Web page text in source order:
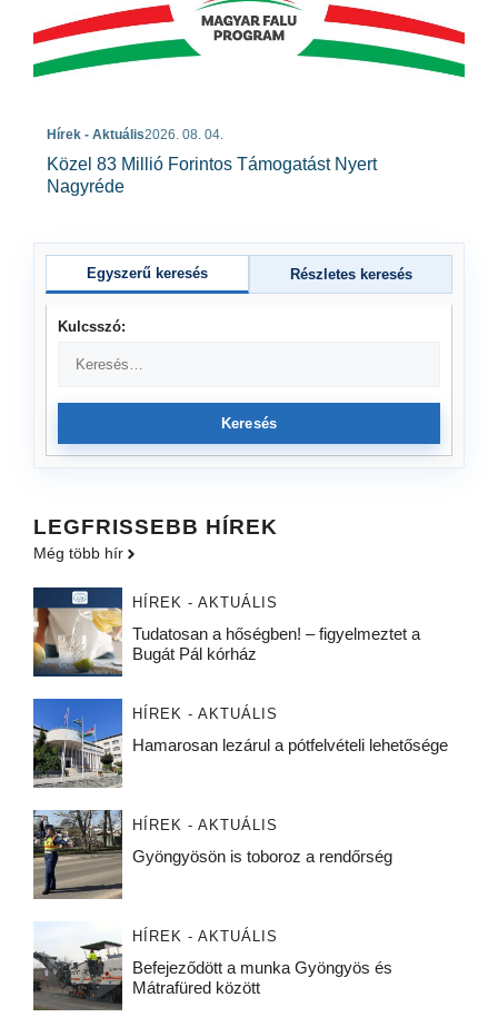
Hírek - Aktuális2026. 08. 04.
Közel 83 Millió Forintos Támogatást Nyert
Nagyréde
Egyszerű keresés Részletes keresés
Kulcsszó:
Keresés
LEGFRISSEBB HÍREK
Még több hír
HÍREK - AKTUÁLIS
Tudatosan a hőségben! – figyelmeztet a
Bugát Pál kórház
HÍREK - AKTUÁLIS
Hamarosan lezárul a pótfelvételi lehetősége
HÍREK - AKTUÁLIS
Gyöngyösön is toboroz a rendőrség
HÍREK - AKTUÁLIS
Befejeződött a munka Gyöngyös és
Mátrafüred között